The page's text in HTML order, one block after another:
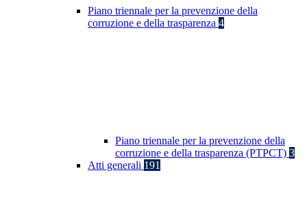
Piano triennale per la prevenzione della
corruzione e della trasparenza 4
Piano triennale per la prevenzione della
corruzione e della trasparenza (PTPCT) 3
Atti generali 191